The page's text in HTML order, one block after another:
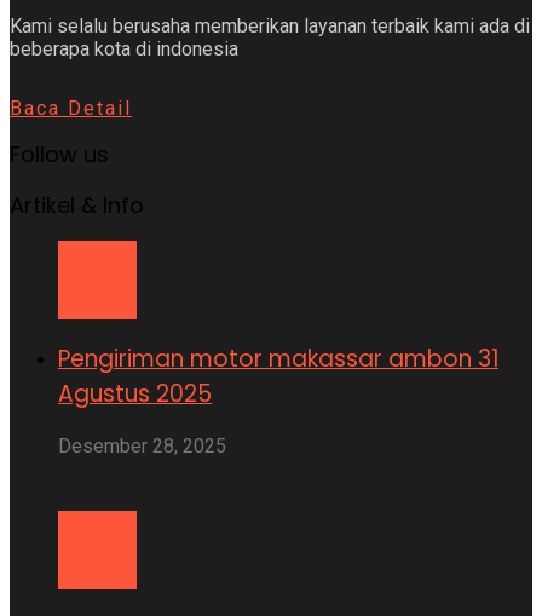
Kami selalu berusaha memberikan layanan terbaik kami ada di
beberapa kota di indonesia
Baca Detail
Follow us
Artikel & Info
Pengiriman motor makassar ambon 31
Agustus 2025
Desember 28, 2025